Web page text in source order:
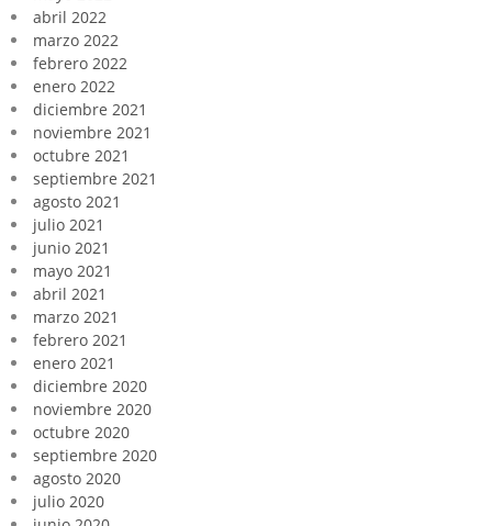
abril 2022
marzo 2022
febrero 2022
enero 2022
diciembre 2021
noviembre 2021
octubre 2021
septiembre 2021
agosto 2021
julio 2021
junio 2021
mayo 2021
abril 2021
marzo 2021
febrero 2021
enero 2021
diciembre 2020
noviembre 2020
octubre 2020
septiembre 2020
agosto 2020
julio 2020